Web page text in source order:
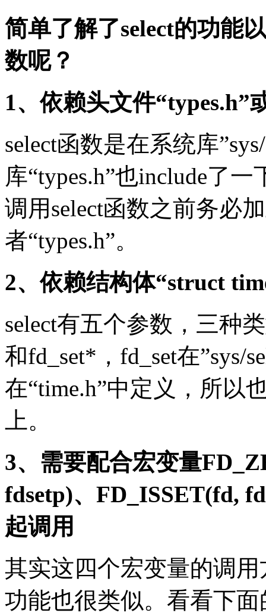
简单了解了select的功能
数呢？
1、依赖头文件“types.h”
select函数是在系统库
库“types.h”也include了
调用select函数之前务必
者“types.h”。
2、依赖结构体“struct
select有五个参数，三种
和fd_set*，fd_set在”sys/
在“time.h”中定义，所以
上。
3、需要配合宏变量
fdsetp)、FD_ISSET(fd,
起调用
其实这四个宏变量的调
功能也很类似。看看下